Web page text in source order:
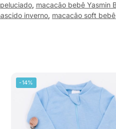
, macacão bebê Yasmin
inverno, macacão soft bebê
-14%